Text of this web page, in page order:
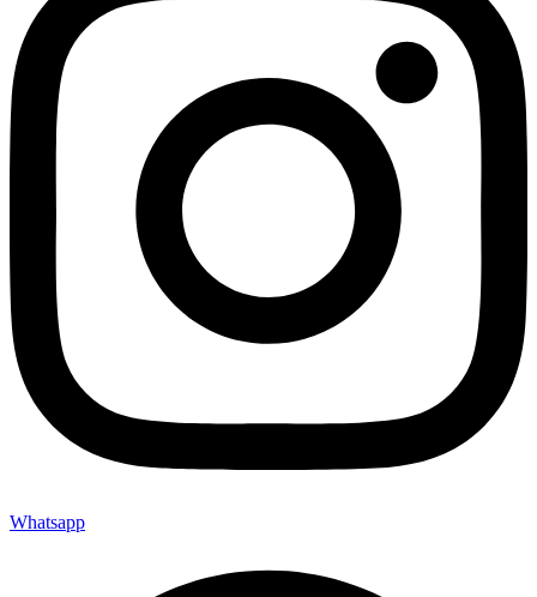
Whatsapp